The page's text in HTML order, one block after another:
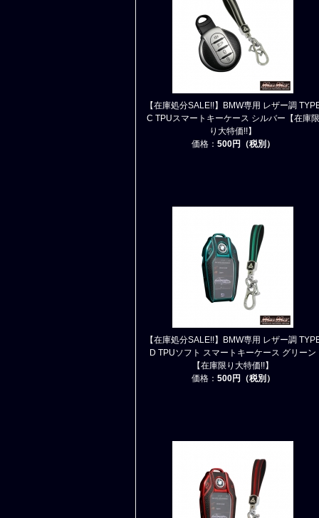
【在庫処分SALE!!】BMW専用 レザー調
C TPUスマートキーケース シルバー【在庫限
り大特価!!】
価格： 500円（税別）
【在庫処分SALE!!】BMW専用 レザー調
D TPUソフト スマートキーケース グリーン
【在庫限り大特価!!】
価格： 500円（税別）